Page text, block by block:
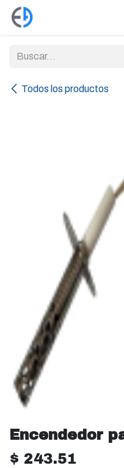
Ir al contenido
Todos los productos
Encendedor
$ 243.51